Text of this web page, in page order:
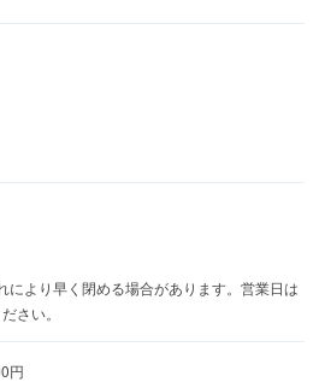
豊富で、最大30名様までの貸切
ます◎
により早く閉める場合があります。営業日は
さい。
円